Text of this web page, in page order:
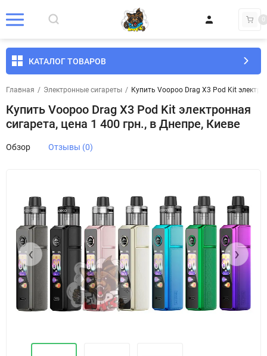
0
КАТАЛОГ ТОВАРОВ
Главная / Электронные сигареты / Купить Voopoo Drag X3 Pod Kit
Купить Voopoo Drag X3 Pod Kit электронная
сигарета, цена 1 400 грн., в Днепре, Киеве
Обзор Отзывы (0)
‹ ›